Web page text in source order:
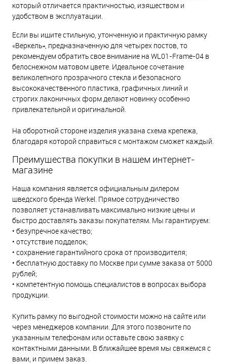
который отличается практичностью, изяществом и
удобством в эксплуатации.
Если вы ищите стильную, утонченную и практичную рамку
«Веркель», предназначенную для четырех постов, то
рекомендуем обратить свое внимание на WL01-Frame-04 в
белоснежном матовом цвете. Идеальное сочетание
великолепного прозрачного стекла и безопасного
высококачественного пластика, графичных линий и
строгих лаконичных форм делают новинку особенно
привлекательной и оригинальной.
На оборотной стороне изделия указана схема крепежа,
благодаря которой справиться с монтажом сможет каждый.
Преимущества покупки в нашем интернет-
магазине
Наша компания является официальным дилером
шведского бренда Werkel. Прямое сотрудничество
позволяет устанавливать максимально низкие цены и
быстро доставлять заказы покупателям. Мы гарантируем:
• безупречное качество;
• отсутствие подделок;
• сохранение гарантийного срока от производителя;
• бесплатную доставку по Москве при сумме заказа от 5000
рублей;
• компетентную помощь специалистов в вопросах выбора
продукции.
Купить рамку по выгодной стоимости можно на сайте или
через менеджеров компании. Для этого позвоните по
указанным телефонам или оставьте свою заявку с
контактными данными. В ближайшее время мы свяжемся с
вами, и примем заказ.